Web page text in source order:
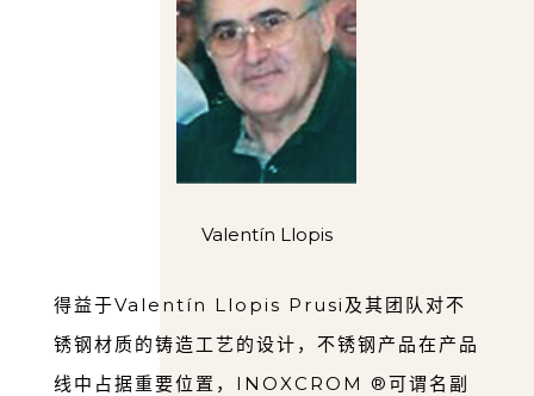
Valentín Llopis
得益于Valentín Llopis Prusi及其团队对不
锈钢材质的铸造⼯艺的设计，不锈钢产品在产品
线中占据重要位置，INOXCROM ®可谓名副